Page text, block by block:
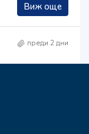
Виж още
преди 2 дни